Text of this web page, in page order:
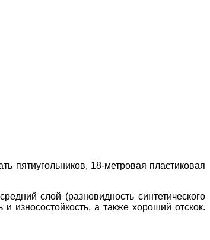
пятиугольников, 18-метровая пластиковая
слой (разновидность синтетического
износостойкость, а также хороший отскок.